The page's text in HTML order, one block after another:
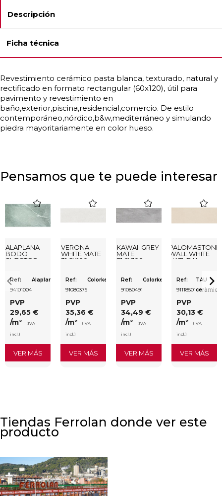
Descripción
Ficha técnica
Revestimiento cerámico pasta blanca, texturado, natural y
rectificado en formato rectangular (60x120), útil para
pavimento y revestimiento en
baño,exterior,piscina,residencial,comercio. De estilo
contemporáneo,nórdico,b&w,mediterráneo y simulando
piedra mayoritariamente en color hueso.
Pensamos que te puede interesar
ALAPLANA
BODO
SLIPSTOP
RECTIFICADO
Ref:
94101004
Alaplana
PVP
29,65 €
/m²
(IVA
incl.)
favorite
VER MÁS
VERONA
WHITE MATE
31,6X100
Ref:
91080375
Colorker
PVP
35,36 €
/m²
(IVA
incl.)
VER MÁS
KAWAII GREY
MATE
31,6X100
Ref:
91080491
Colorker
PVP
34,49 €
/m²
(IVA
incl.)
VER MÁS
PALOMASTONE
WALL WHITE
NATURAL
Ref:
91118501
TAU
ceràmica
PVP
30,13 €
/m²
(IVA
incl.)
VER MÁS
Tiendas Ferrolan donde ver este
producto